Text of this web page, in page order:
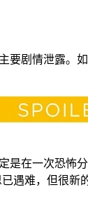
要剧情泄露。
是在一次恐怖
遇难，但很新